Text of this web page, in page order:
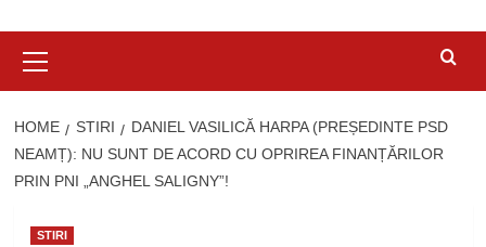
Menu
HOME STIRI
DANIEL VASILICĂ HARPA (PREȘEDINTE PSD
NEAMȚ): NU SUNT DE ACORD CU OPRIREA FINANȚĂRILOR
PRIN PNI „ANGHEL SALIGNY”!
STIRI